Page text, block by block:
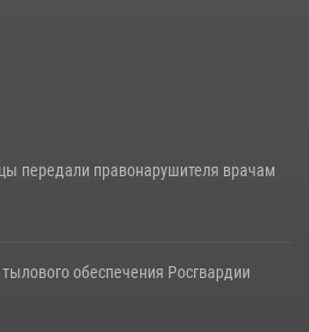
передали правонарушителя врачам
обеспечения Росгвардии